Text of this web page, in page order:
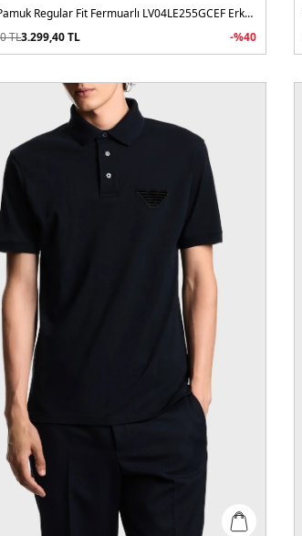
% 100 Pamuk Regular Fit Fermuarlı LV04LE255GCEF Erkek Polo
TL3.299,40TL -%40